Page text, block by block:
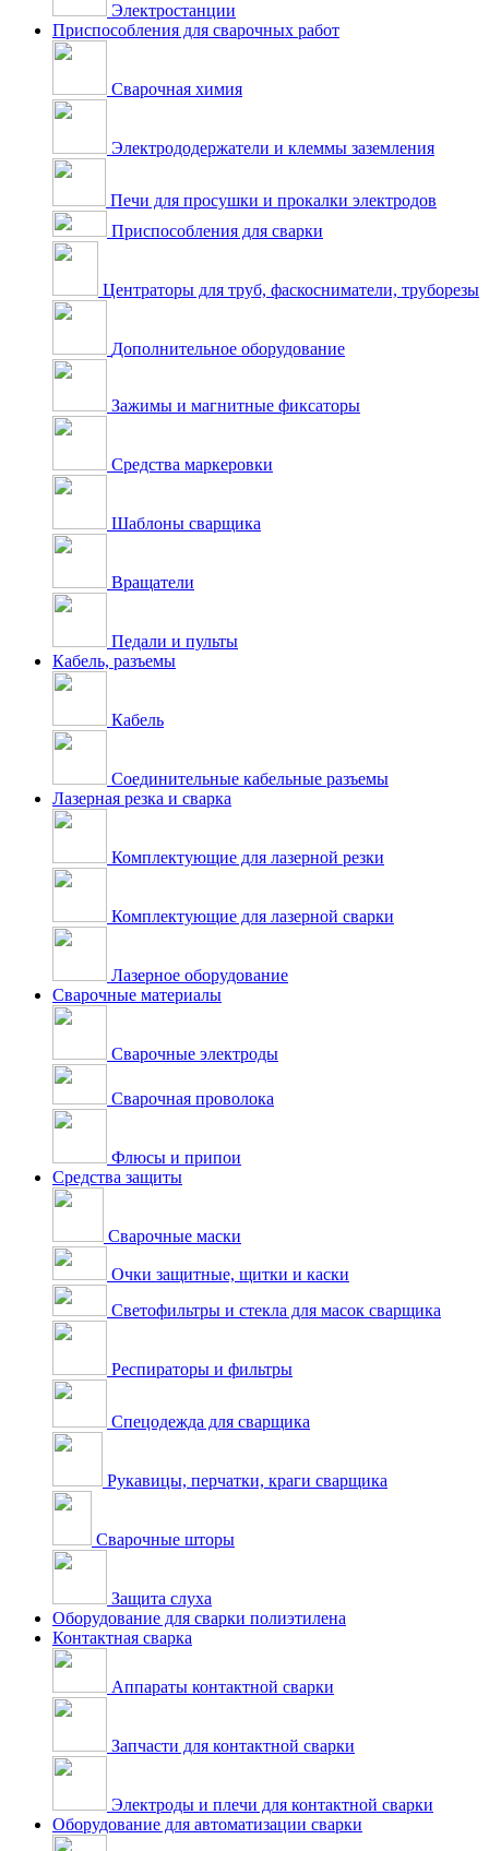
Электростанции
Приспособления для сварочных работ
Сварочная химия
Электрододержатели и клеммы заземления
Печи для просушки и прокалки электродов
Приспособления для сварки
Центраторы для труб, фаскосниматели, труборезы
Дополнительное оборудование
Зажимы и магнитные фиксаторы
Средства маркеровки
Шаблоны сварщика
Вращатели
Педали и пульты
Кабель, разъемы
Кабель
Соединительные кабельные разъемы
Лазерная резка и сварка
Комплектующие для лазерной резки
Комплектующие для лазерной сварки
Лазерное оборудование
Сварочные материалы
Сварочные электроды
Сварочная проволока
Флюсы и припои
Средства защиты
Сварочные маски
Очки защитные, щитки и каски
Светофильтры и стекла для масок сварщика
Респираторы и фильтры
Спецодежда для сварщика
Рукавицы, перчатки, краги сварщика
Сварочные шторы
Защита слуха
Оборудование для сварки полиэтилена
Контактная сварка
Аппараты контактной сварки
Запчасти для контактной сварки
Электроды и плечи для контактной сварки
Оборудование для автоматизации сварки